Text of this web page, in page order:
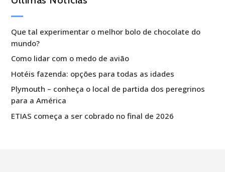
Que tal experimentar o melhor bolo de chocolate do
mundo?
Como lidar com o medo de avião
Hotéis fazenda: opções para todas as idades
Plymouth – conheça o local de partida dos peregrinos
para a América
ETIAS começa a ser cobrado no final de 2026